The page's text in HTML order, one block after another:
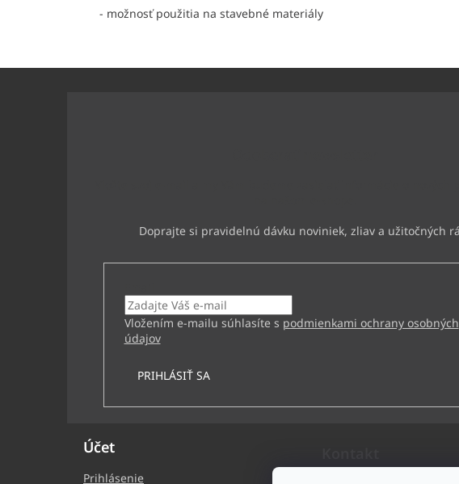
- možnosť použitia na stavebné materiály
Vložením e-mailu súhlasíte s podmienkami ochrany osobných
údajov
PRIHLÁSIŤ SA
Účet
Prihlásenie